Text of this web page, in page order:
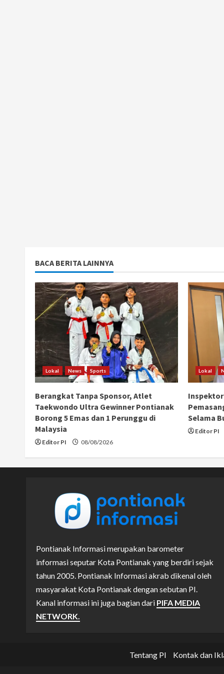
BACA BERITA LAINNYA
Lokal News Sports
Berangkat Tanpa Sponsor, Atlet
Taekwondo Ultra Gewinner Pontianak
Borong 5 Emas dan 1 Perunggu di
Malaysia
Editor PI 08/08/2026
Lokal
Selama
Editor PI
Pontianak Informasi merupakan barometer
informasi seputar Kota Pontianak yang berdiri sejak
tahun 2005. Pontianak Informasi akrab dikenal oleh
masyarakat Kota Pontianak dengan sebutan PI.
Kanal informasi ini juga bagian dari PIFA MEDIA
NETWORK.
Tentang PI Kontak dan